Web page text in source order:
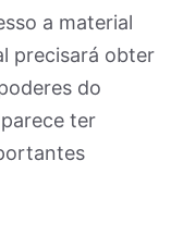
a material
precisará obter
do
ter